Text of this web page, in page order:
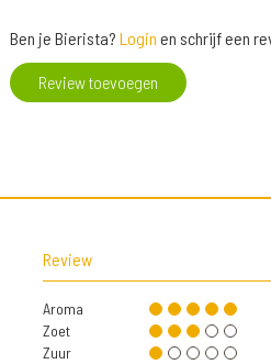
Ben je Bierista? Login en schrijf een
Review toevoegen
Review
Aroma
Zoet
Zuur